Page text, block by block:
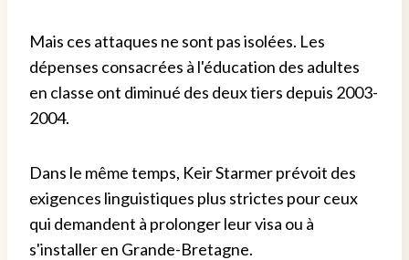
Mais ces attaques ne sont pas isolées. Les
dépenses consacrées à l'éducation des adultes
en classe ont diminué des deux tiers depuis 2003-
2004.
Dans le même temps, Keir Starmer prévoit des
exigences linguistiques plus strictes pour ceux
qui demandent à prolonger leur visa ou à
s'installer en Grande-Bretagne.